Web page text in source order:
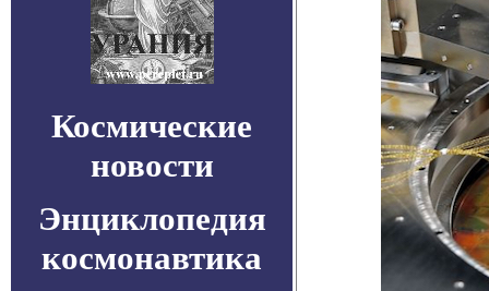
Космические
новости
Энциклопедия
космонавтика